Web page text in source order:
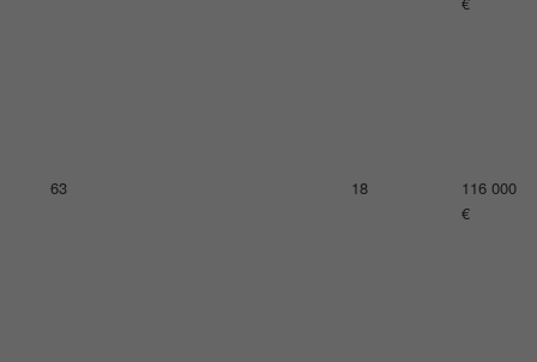
67 23
110 000
€